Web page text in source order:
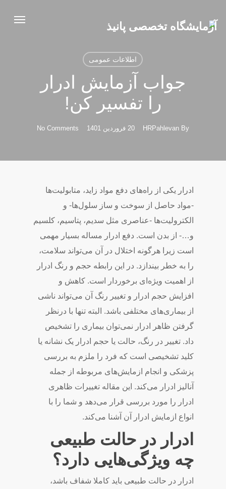
Menu
اطلاعات عمومی
جواب آزمایش ادرار
را تفسیر کن!
By
HRPahlevan 20 فروردین 1401 No Comments
ادرار یکی از راه‌های دفع مواد زاید، متابولیت‌ها
-مواد حاصل از سوخت و ساز سلول‌ها- و
الکترولیت‌ها -عناصری مثل سدیم، پتاسیم، کلسیم
و…- از بدن است. دفع ادرار مساله بسیار مهمی
‌است زیرا هرگونه اختلال در آن می‌تواند سلامت،
را به خطر بیندازد. در این رابطه حجم و رنگ ادرار
از اهمیت ویژه‌ای برخوردار است. کاهش و
افزایش حجم ادرار و تغییر رنگ آن می‌تواند ناشی
از بیماری‌های مختلفی باشد. البته تنها با درنظر
گرفتن ظاهر ادرار نمی‌توان بیماری را تشخیص
داد. تغییر در رنگ، حالت یا حجم ادرار یک نشانه یا
کلید تشخیصی است که فرد را ملزم به بررسی
پزشکی و انجام ازمایش‌های مربوطه از جمله
آنالیز ادرار می‌کند. این مقاله تغییرات ظاهری
ادرار را مورد بررسی قرار می‌دهد و شما را با
انواع ازمایش ادرار آن آشنا می‌کند.
ادرار در حالت طبیعی
چه ویژگی‌هایی دارد؟
ادرار در حالت طبیعی باید کاملا شفاف باشد،